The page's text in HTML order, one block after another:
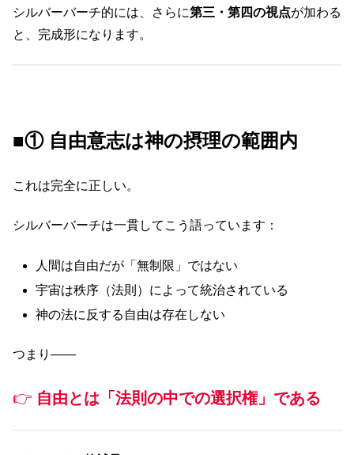
シルバーバーチ的には、さらに第三・第四の視点が加わる
と、完成形になります。
■① 自由意志は神の摂理の範囲内
これは完全に正しい。
シルバーバーチは一貫してこう語っています：
人間は自由だが「無制限」ではない
宇宙は秩序（法則）によって統治されている
神の法に反する自由は存在しない
つまり――
👉 自由とは「法則の中での選択権」である